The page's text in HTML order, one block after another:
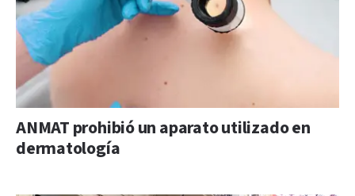
ANMAT prohibió un aparato utilizado en
dermatología